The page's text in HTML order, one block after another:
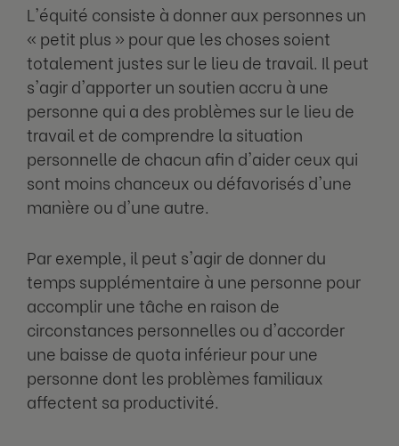
L'équité consiste à donner aux personnes un
« petit plus » pour que les choses soient
totalement justes sur le lieu de travail. Il peut
s'agir d'apporter un soutien accru à une
personne qui a des problèmes sur le lieu de
travail et de comprendre la situation
personnelle de chacun afin d'aider ceux qui
sont moins chanceux ou défavorisés d'une
manière ou d'une autre.
Par exemple, il peut s'agir de donner du
temps supplémentaire à une personne pour
accomplir une tâche en raison de
circonstances personnelles ou d'accorder
une baisse de quota inférieur pour une
personne dont les problèmes familiaux
affectent sa productivité.